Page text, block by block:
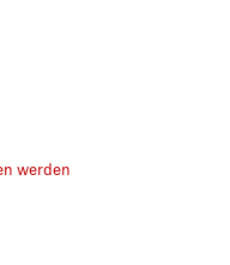
werden